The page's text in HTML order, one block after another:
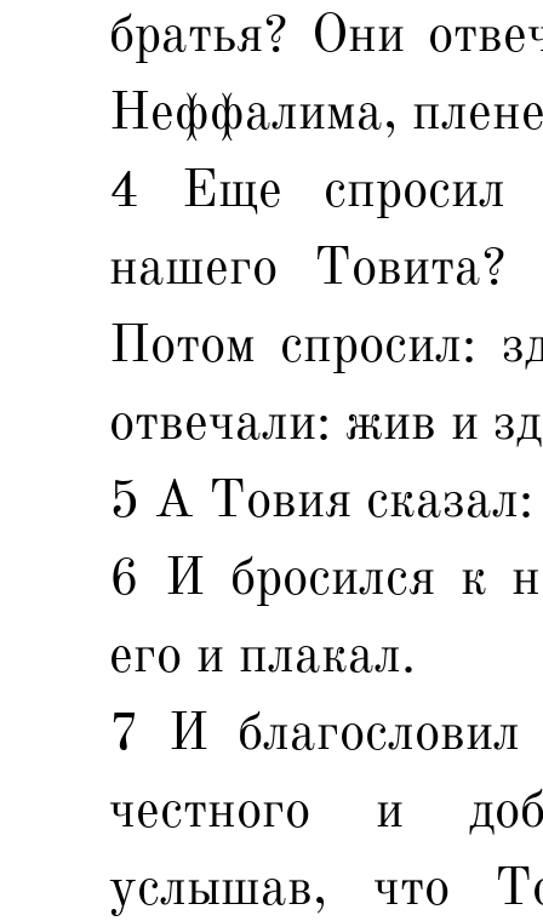
братья? Они
Неффалима,
4 Еще спросил
нашего Товита?
Потом спросил:
отвечали: жив и
5 А Товия сказал:
6 И бросился к
его и плакал.
7 И
честного и
услышав, что